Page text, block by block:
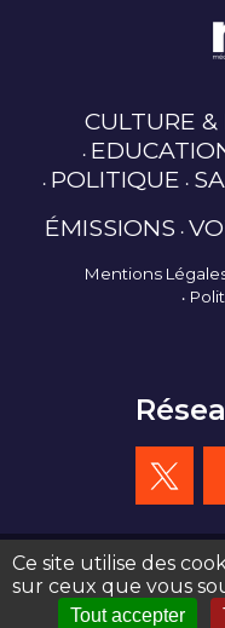
CULTURE &
POLITIQUE
ÉMISSIONS
Mentions
création site web :
Ce site utilise des
sur ceux que vous
Tout accepter